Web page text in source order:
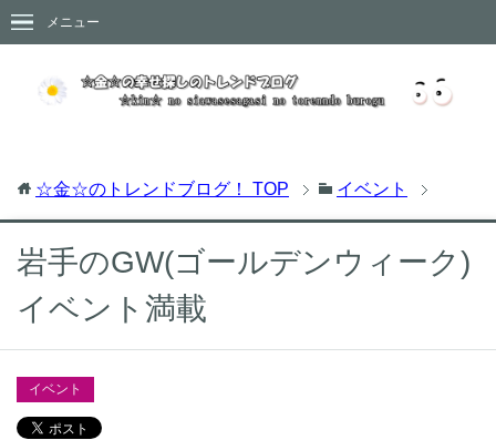
メニュー
☆金☆のトレンドブログ！ TOP イベント
岩手のGW(ゴールデンウィーク)
イベント満載
イベント